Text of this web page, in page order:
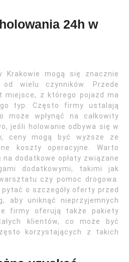
24h w
Krakowie mogą się znacznie
wielu czynników. Przede
z którego pojazd ma
typ. Często firmy ustalają
wpłynąć na całkowity
jeśli holowanie odbywa się w
ceny mogą być wyższe ze
koszty operacyjne. Warto
dodatkowe opłaty związane
dodatkowymi, takimi jak
czy pomoc drogowa.
o szczegóły oferty przed
aby uniknąć nieprzyjemnych
firmy oferują także pakiety
klientów, co może być
korzystających z takich